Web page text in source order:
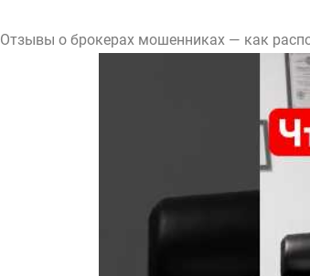
Отзывы о брокерах мошенниках — как